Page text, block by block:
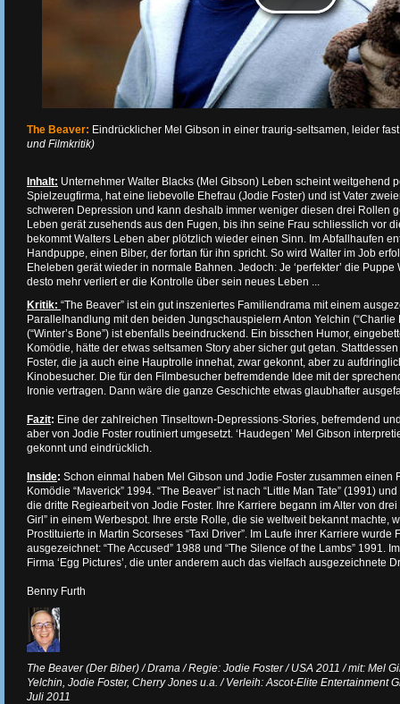
The Beaver: Eindrücklicher Mel Gibson in einer traurig-seltsamen, leider
und Filmkritik)
Inhalt: Unternehmer Walter Blacks (Mel Gibson) Leben scheint weitgehend
Spielzeugfirma, hat eine liebevolle Ehefrau (Jodie Foster) und ist Vater
schweren Depression und kann deshalb immer weniger diesen drei Rollen
Leben gerät zusehends aus den Fugen, bis ihn seine Frau schliesslich vor
bekommt Walters Leben aber plötzlich wieder einen Sinn. Im Abfallhaufen
Handpuppe, einen Biber, der fortan für ihn spricht. So wird Walter im Job
Eheleben gerät wieder in normale Bahnen. Jedoch: Je ‘perfekter’ die
desto mehr verliert er die Kontrolle über sein neues Leben ...
Kritik: “The Beaver” ist ein gut inszeniertes Familiendrama mit einem
Parallelhandlung mit den beiden Jungschauspielern Anton Yelchin (“Charlie
(“Winter’s Bone”) ist ebenfalls beeindruckend. Ein bisschen Humor,
Komödie, hätte der etwas seltsamen Story aber sicher gut getan.
Foster, die ja auch eine Hauptrolle innehat, zwar gekonnt, aber zu
Kinobesucher. Die für den Filmbesucher befremdende Idee mit der
Ironie vertragen. Dann wäre die ganze Geschichte etwas glaubhafter
Fazit: Eine der zahlreichen Tinseltown-Depressions-Stories, befremdend
aber von Jodie Foster routiniert umgesetzt. ‘Haudegen’ Mel Gibson
gekonnt und eindrücklich.
Inside: Schon einmal haben Mel Gibson und Jodie Foster zusammen einen
Komödie “Maverick” 1994. “The Beaver” ist nach “Little Man Tate” (1991)
die dritte Regiearbeit von Jodie Foster. Ihre Karriere begann im Alter von
Girl” in einem Werbespot. Ihre erste Rolle, die sie weltweit bekannt machte,
Prostituierte in Martin Scorseses “Taxi Driver”. Im Laufe ihrer Karriere wurde
ausgezeichnet: “The Accused” 1988 und “The Silence of the Lambs” 1991.
Firma ‘Egg Pictures’, die unter anderem auch das vielfach ausgezeichnete
Benny Furth
The Beaver (Der Biber) / Drama / Regie: Jodie Foster / USA 2011 / mit: Mel
Yelchin, Jodie Foster, Cherry Jones u.a. / Verleih: Ascot-Elite Entertainment
Juli 2011